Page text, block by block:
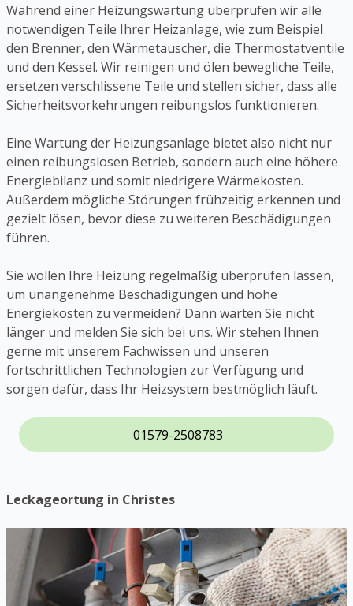
Während einer Heizungswartung überprüfen wir alle
notwendigen Teile Ihrer Heizanlage, wie zum Beispiel
den Brenner, den Wärmetauscher, die Thermostatventile
und den Kessel. Wir reinigen und ölen bewegliche Teile,
ersetzen verschlissene Teile und stellen sicher, dass alle
Sicherheitsvorkehrungen reibungslos funktionieren.
Eine Wartung der Heizungsanlage bietet also nicht nur
einen reibungslosen Betrieb, sondern auch eine höhere
Energiebilanz und somit niedrigere Wärmekosten.
Außerdem mögliche Störungen frühzeitig erkennen und
gezielt lösen, bevor diese zu weiteren Beschädigungen
führen.
Sie wollen Ihre Heizung regelmäßig überprüfen lassen,
um unangenehme Beschädigungen und hohe
Energiekosten zu vermeiden? Dann warten Sie nicht
länger und melden Sie sich bei uns. Wir stehen Ihnen
gerne mit unserem Fachwissen und unseren
fortschrittlichen Technologien zur Verfügung und
sorgen dafür, dass Ihr Heizsystem bestmöglich läuft.
01579-2508783
Leckageortung in Christes